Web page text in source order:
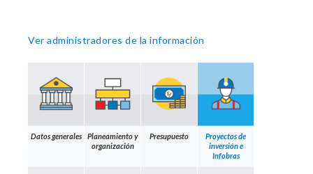
Ver administradores de la información
Datos generales
Planeamiento y
organización
Presupuesto
Proyectos de
inversión e
Infobras